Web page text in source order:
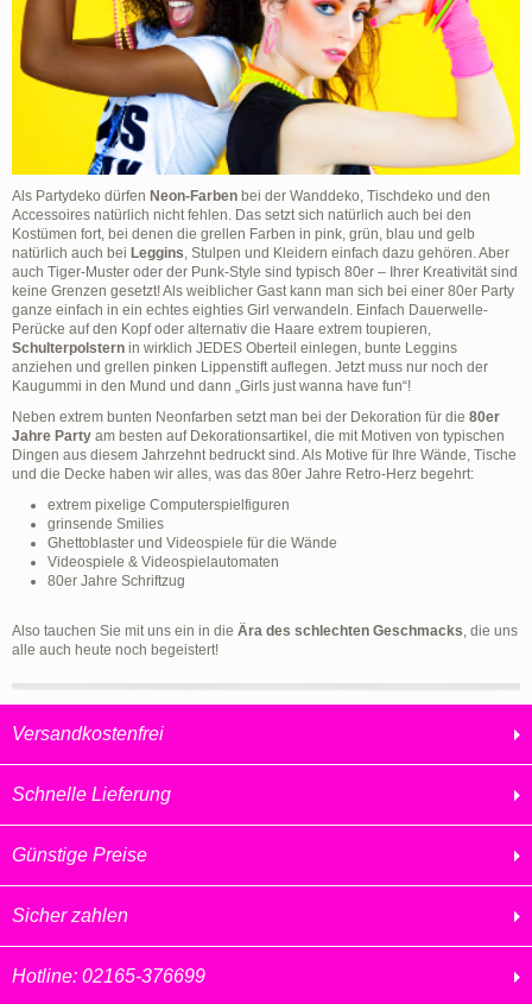
Versandkostenfrei
Schnelle Lieferung
Günstige Preise
Sicher zahlen
Hotline: 02165-376699
Als Partydeko dürfen Neon-Farben bei der Wanddeko, Tischdeko und den
Accessoires natürlich nicht fehlen. Das setzt sich natürlich auch bei den
Kostümen fort, bei denen die grellen Farben in pink, grün, blau und gelb
natürlich auch bei Leggins, Stulpen und Kleidern einfach dazu gehören. Aber
auch Tiger-Muster oder der Punk-Style sind typisch 80er – Ihrer Kreativität sind
keine Grenzen gesetzt! Als weiblicher Gast kann man sich bei einer 80er Party
ganze einfach in ein echtes eighties Girl verwandeln. Einfach Dauerwelle-
Perücke auf den Kopf oder alternativ die Haare extrem toupieren,
Schulterpolstern in wirklich JEDES Oberteil einlegen, bunte Leggins
anziehen und grellen pinken Lippenstift auflegen. Jetzt muss nur noch der
Kaugummi in den Mund und dann „Girls just wanna have fun“!
Neben extrem bunten Neonfarben setzt man bei der Dekoration für die 80er
Jahre Party am besten auf Dekorationsartikel, die mit Motiven von typischen
Dingen aus diesem Jahrzehnt bedruckt sind. Als Motive für Ihre Wände, Tische
und die Decke haben wir alles, was das 80er Jahre Retro-Herz begehrt:
extrem pixelige Computerspielfiguren
grinsende Smilies
Ghettoblaster und Videospiele für die Wände
Videospiele & Videospielautomaten
80er Jahre Schriftzug
Also tauchen Sie mit uns ein in die Ära des schlechten Geschmacks, die uns
alle auch heute noch begeistert!